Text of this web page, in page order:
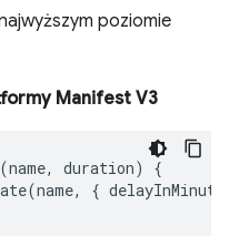
poziomie
Manifest V3
(name, duration)
{
(name, {